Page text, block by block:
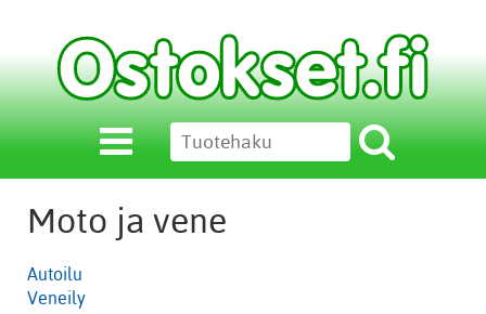
Moto ja vene
Autoilu
Veneily